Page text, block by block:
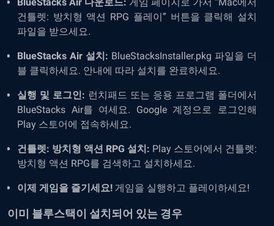
건틀렛: 방치형 액션 RPG 플레이” 버튼을 클릭해 설치
파일을 받으세요.
BlueStacks Air 설치: BlueStacksInstaller.pkg 파일을 더
블 클릭하세요. 안내에 따라 설치를 완료하세요.
실행 및 로그인: 런치패드 또는 응용 프로그램 폴더에서
BlueStacks Air를 여세요. Google 계정으로 로그인해
Play 스토어에 접속하세요.
건틀렛: 방치형 액션 RPG 설치: Play 스토어에서 건틀렛:
방치형 액션 RPG를 검색하고 설치하세요.
이제 게임을 즐기세요! 게임을 실행하고 플레이하세요!
이미 블루스택이 설치되어 있는 경우